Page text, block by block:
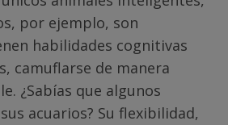
por ejemplo, son
habilidades cognitivas
camuflarse de manera
¿Sabías que algunos
acuarios? Su flexibilidad,